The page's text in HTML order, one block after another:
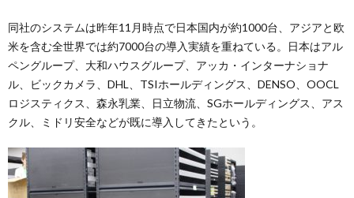
同社のシステムは昨年11月時点で日本国内が約1000台、アジアと欧
米を含む全世界では約7000台の導入実績を重ねている。日本はアル
ペングループ、大和ハウスグループ、アッカ・インターナショナ
ル、ビックカメラ、DHL、TSIホールディングス、DENSO、OOCL
ロジスティクス、森永乳業、日立物流、SGホールディングス、アス
クル、ミドリ安全などが既に導入してきたという。